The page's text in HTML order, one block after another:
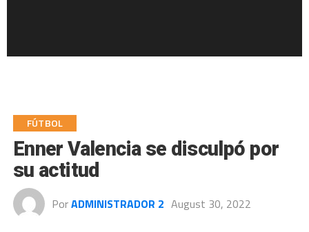
FÚTBOL
Enner Valencia se disculpó por
su actitud
PorADMINISTRADOR 2 August 30, 2022